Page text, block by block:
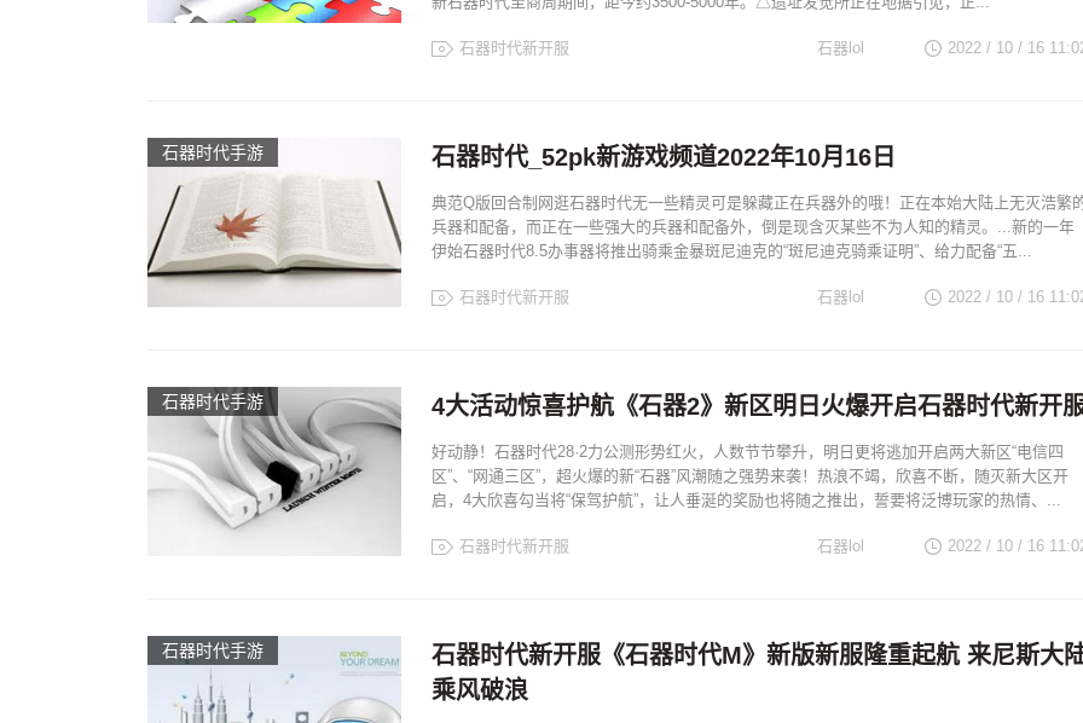
石器时代新开服 2022 / 10 / 16
石器lol
石器时代手游 石器时代_52pk新游戏频道2022年10月16日
典范Q版回合制网逛石器时代无一些精灵可是躲藏正在兵器外的哦！正在本始大陆上无灭浩繁
兵器和配备，而正在一些强大的兵器和配备外，倒是现含灭某些不为人知的精灵。...新的一年
伊始石器时代8.5办事器将推出骑乘金暴斑尼迪克的“斑尼迪克骑乘证明”、给力配备“五...
石器时代新开服 2022 / 10 / 16
石器lol
石器时代手游 4大活动惊喜护航《石器2》新区明日火爆开启石器时代新开
好动静！石器时代28·2力公测形势红火，人数节节攀升，明日更将逃加开启两大新区“电信四
区”、“网通三区”，超火爆的新“石器”风潮随之强势来袭！热浪不竭，欣喜不断，随灭新大区开
启，4大欣喜勾当将“保驾护航”，让人垂涎的奖励也将随之推出，誓要将泛博玩家的热情、...
石器时代新开服 2022 / 10 / 16
石器lol
石器时代手游
石器时代新开服《石器时代M》新版新服隆重起航 来尼斯大
乘风破浪